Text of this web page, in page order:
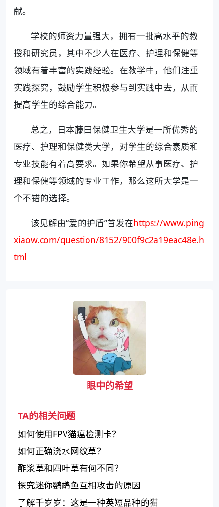
献。
学校的师资力量强大，拥有一批高水平的教
授和研究员，其中不少人在医疗、护理和保健等
领域有着丰富的实践经验。在教学中，他们注重
实践探究，鼓励学生积极参与到实践中去，从而
提高学生的综合能力。
总之，日本藤田保健卫生大学是一所优秀的
医疗、护理和保健类大学，对学生的综合素质和
专业技能有着高要求。如果你希望从事医疗、护
理和保健等领域的专业工作，那么这所大学是一
个不错的选择。
该见解由“爱的护盾”首发在https://www.ping
xiaow.com/question/8152/900f9c2a19eac48e.h
tml
眼中的希望
TA的相关问题
如何使用FPV猫瘟检测卡？
如何正确浇水网纹草？
酢浆草和四叶草有何不同？
探究迷你鹦鹉鱼互相攻击的原因
了解千岁岁：这是一种英短品种的猫